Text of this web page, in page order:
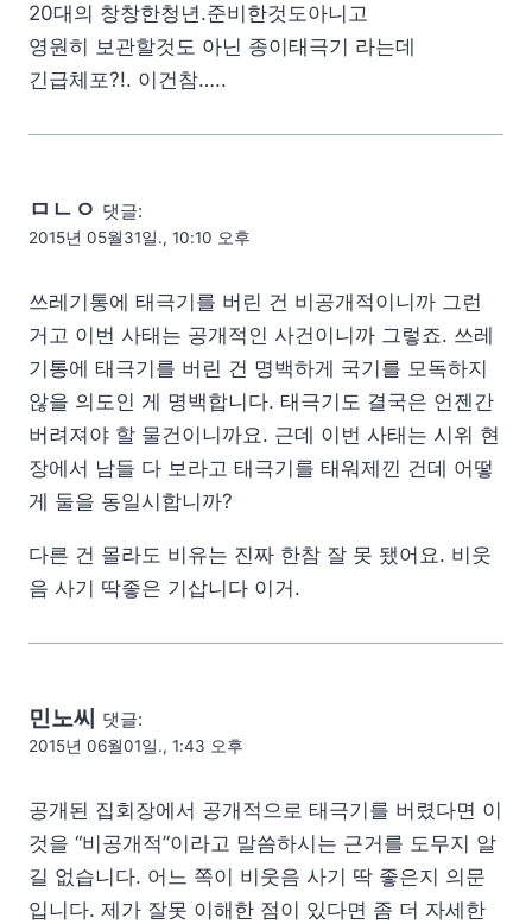
20대의 창창한청년.준비한것도아니고
영원히 보관할것도 아닌 종이태극기 라는데
긴급체포?!. 이건참…..
ㅁㄴㅇ 댓글:
2015년 05월31일., 10:10 오후
쓰레기통에 태극기를 버린 건 비공개적이니까 그런
거고 이번 사태는 공개적인 사건이니까 그렇죠. 쓰레
기통에 태극기를 버린 건 명백하게 국기를 모독하지
않을 의도인 게 명백합니다. 태극기도 결국은 언젠간
버려져야 할 물건이니까요. 근데 이번 사태는 시위 현
장에서 남들 다 보라고 태극기를 태워제낀 건데 어떻
게 둘을 동일시합니까?
다른 건 몰라도 비유는 진짜 한참 잘 못 됐어요. 비웃
음 사기 딱좋은 기삽니다 이거.
민노씨 댓글:
2015년 06월01일., 1:43 오후
공개된 집회장에서 공개적으로 태극기를 버렸다면 이
것을 “비공개적”이라고 말씀하시는 근거를 도무지 알
길 없습니다. 어느 쪽이 비웃음 사기 딱 좋은지 의문
입니다. 제가 잘못 이해한 점이 있다면 좀 더 자세한